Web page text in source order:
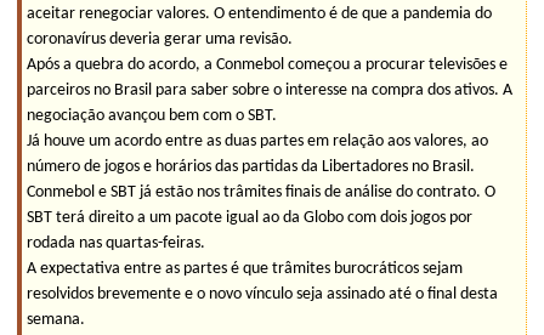
aceitar renegociar valores. O entendimento é de que a pandemia do
coronavírus deveria gerar uma revisão.
Após a quebra do acordo, a Conmebol começou a procurar televisões e
parceiros no Brasil para saber sobre o interesse na compra dos ativos. A
negociação avançou bem com o SBT.
Já houve um acordo entre as duas partes em relação aos valores, ao
número de jogos e horários das partidas da Libertadores no Brasil.
Conmebol e SBT já estão nos trâmites finais de análise do contrato. O
SBT terá direito a um pacote igual ao da Globo com dois jogos por
rodada nas quartas-feiras.
A expectativa entre as partes é que trâmites burocráticos sejam
resolvidos brevemente e o novo vínculo seja assinado até o final desta
semana.